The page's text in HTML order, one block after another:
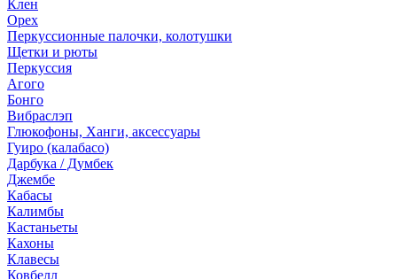
Клен
Орех
Перкуссионные палочки, колотушки
Щетки и рюты
Перкуссия
Агого
Бонго
Вибраслэп
Глюкофоны, Ханги, аксессуары
Гуиро (калабасо)
Дарбука / Думбек
Джембе
Кабасы
Калимбы
Кастаньеты
Кахоны
Клавесы
Ковбелл